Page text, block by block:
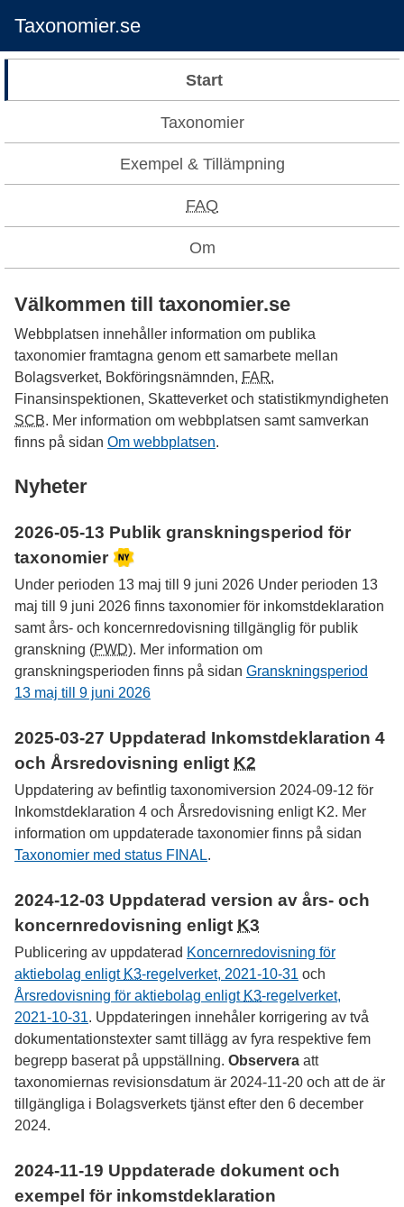
Taxonomier.se
Start
Taxonomier
Exempel & Tillämpning
FAQ
Om
Välkommen till taxonomier.se
Webbplatsen innehåller information om publika
taxonomier framtagna genom ett samarbete mellan
Bolagsverket, Bokföringsnämnden, FAR,
Finansinspektionen, Skatteverket och statistikmyndigheten
SCB. Mer information om webbplatsen samt samverkan
finns på sidan Om webbplatsen.
Nyheter
2026-05-13 Publik granskningsperiod för
taxonomier
Under perioden 13 maj till 9 juni 2026 Under perioden 13
maj till 9 juni 2026 finns taxonomier för inkomstdeklaration
samt års- och koncernredovisning tillgänglig för publik
granskning (PWD). Mer information om
granskningsperioden finns på sidan Granskningsperiod
13 maj till 9 juni 2026
2025-03-27 Uppdaterad Inkomstdeklaration 4
och Årsredovisning enligt K2
Uppdatering av befintlig taxonomiversion 2024-09-12 för
Inkomstdeklaration 4 och Årsredovisning enligt K2. Mer
information om uppdaterade taxonomier finns på sidan
Taxonomier med status FINAL.
2024-12-03 Uppdaterad version av års- och
koncernredovisning enligt K3
Publicering av uppdaterad Koncernredovisning för
aktiebolag enligt K3-regelverket, 2021-10-31 och
Årsredovisning för aktiebolag enligt K3-regelverket,
2021-10-31. Uppdateringen innehåler korrigering av två
dokumentationstexter samt tillägg av fyra respektive fem
begrepp baserat på uppställning. Observera att
taxonomiernas revisionsdatum är 2024-11-20 och att de är
tillgängliga i Bolagsverkets tjänst efter den 6 december
2024.
2024-11-19 Uppdaterade dokument och
exempel för inkomstdeklaration